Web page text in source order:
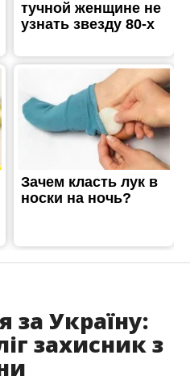
за Україну:
захисник з